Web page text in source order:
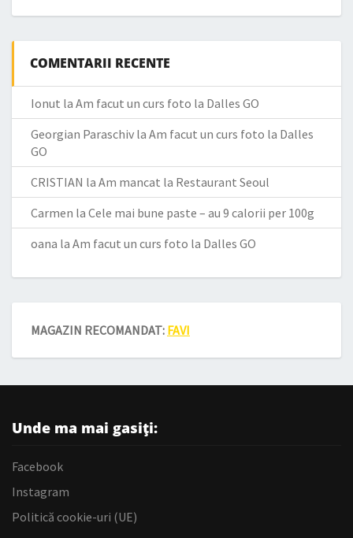
COMENTARII RECENTE
Ionut la Am facut un curs foto la Dalles GO
Georgian Paraschiv la Am facut un curs foto la Dalles
GO
CRISTIAN la Am mancat la Restaurant Seoul
Carmen la Cele mai bune paste – au 9 calorii per 100g
oana la Am facut un curs foto la Dalles GO
MAGAZIN RECOMANDAT: FAVI
Unde ma mai gasiți:
Facebook
Instagram
Politică cookie-uri (UE)